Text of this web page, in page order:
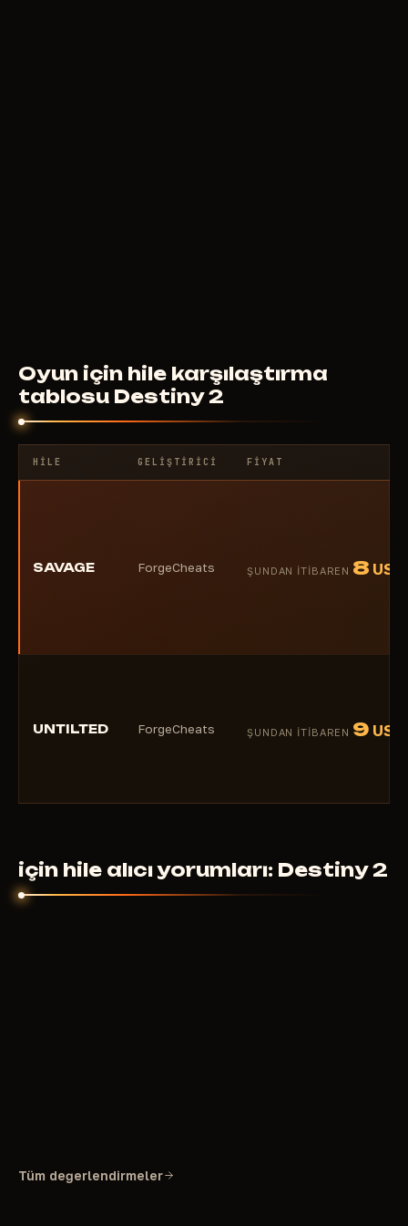
Oyun için hile karşılaştırma
tablosu Destiny 2
HILE GELIŞTIRICI FIYAT
SAVAGE ForgeCheats ŞUNDAN ITIBAREN 8 USD
UNTILTED ForgeCheats ŞUNDAN ITIBAREN 9 USD
için hile alıcı yorumları: Destiny 2
Tüm değerlendirmeler